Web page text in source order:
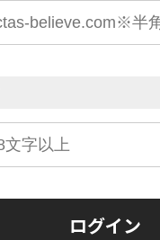
ログイン